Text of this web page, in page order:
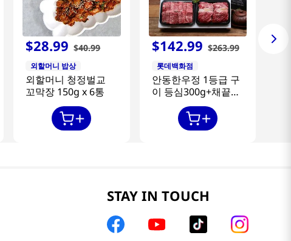
$28.99 $40.99
외할머니 밥상
외할머니 청정벌교
꼬막장 150g x 6통
$142.99 $263.99
롯데백화점
안동한우정 1등급 구
이 등심300g+채끝
300g+특수부위
300g+갈비살300g
STAY IN TOUCH